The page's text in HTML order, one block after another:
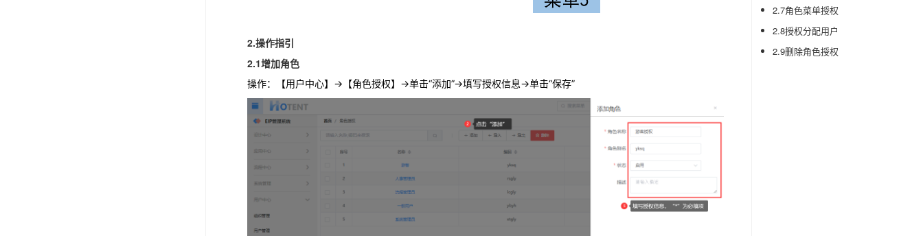
2.操作指引
2.1增加角色
操作： 【用户中心】→【角色授权】→单击“添加”→填写授权信息→单击“保存”
2.7角色菜单授权
2.8授权分配用户
2.9删除角色授权